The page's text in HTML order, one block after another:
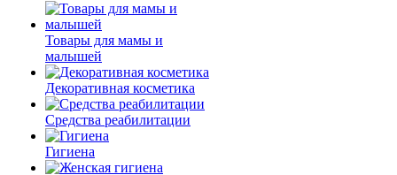
Товары для мамы и
малышей
Декоративная косметика
Средства реабилитации
Гигиена